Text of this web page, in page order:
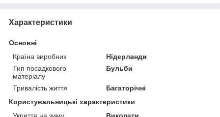
Характеристики
Основні
Країна виробник
Нідерланди
Тип посадкового
матеріалу
Бульби
Тривалість життя
Багаторічні
Користувальницькі характеристики
Укриття на зиму
Викопати